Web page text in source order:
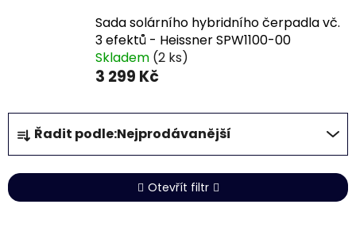
Sada solárního hybridního čerpadla vč.
3 efektů - Heissner SPW1100-00
Skladem (2 ks)
3 299 Kč
Ř
a
z
e
n
Řadit podle:Nejprodávanější
Otevřít filtr